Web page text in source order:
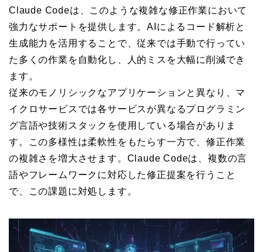
Claude Codeは、このような複雑な修正作業において
強力なサポートを提供します。AIによるコード解析と
生成能力を活用することで、従来では手動で行ってい
た多くの作業を自動化し、人的ミスを大幅に削減でき
ます。
従来のモノリシックなアプリケーションと異なり、マ
イクロサービスでは各サービスが異なるプログラミン
グ言語や技術スタックを使用している場合がありま
す。この多様性は柔軟性をもたらす一方で、修正作業
の複雑さを増大させます。Claude Codeは、複数の言
語やフレームワークに対応した修正提案を行うこと
で、この課題に対処します。